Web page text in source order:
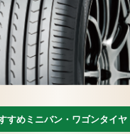
すめミニバン・ワゴンタイヤ